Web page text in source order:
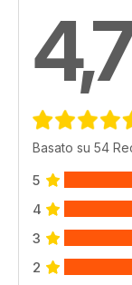
4,7
Basato su 54
5
4
3
2